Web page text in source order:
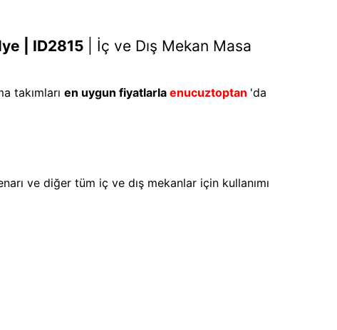
| ID2815
İç ve Dış Mekan Masa
takımları en uygun fiyatlarla enucuztoptan 'da
ve diğer tüm iç ve dış mekanlar için kullanımı